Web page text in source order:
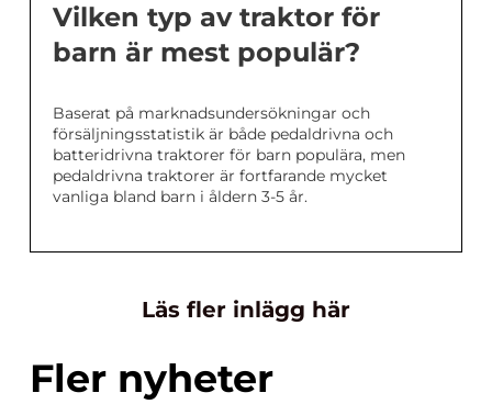
Vilken typ av traktor för
barn är mest populär?
Baserat på marknadsundersökningar och
försäljningsstatistik är både pedaldrivna och
batteridrivna traktorer för barn populära, men
pedaldrivna traktorer är fortfarande mycket
vanliga bland barn i åldern 3-5 år.
Läs fler inlägg här
Fler nyheter